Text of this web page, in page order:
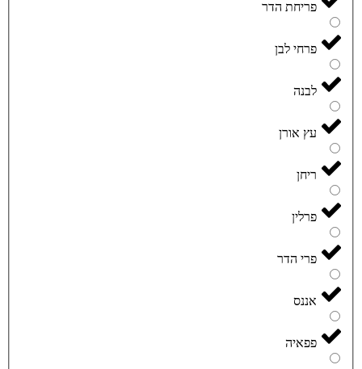
פריחת הדר
פרחי לבן
לבנה
עץ אורן
ריחן
פרלין
פרי הדר
אננס
פפאיה